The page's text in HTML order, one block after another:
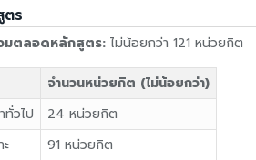
ตร
มตลอดหลักสูตร: ไม่น้อยกว่า 121 หน่วยกิต
จำนวนหน่วยกิต (ไม่น้อยกว่า)
ทั่วไป
24 หน่วยกิต
91 หน่วยกิต